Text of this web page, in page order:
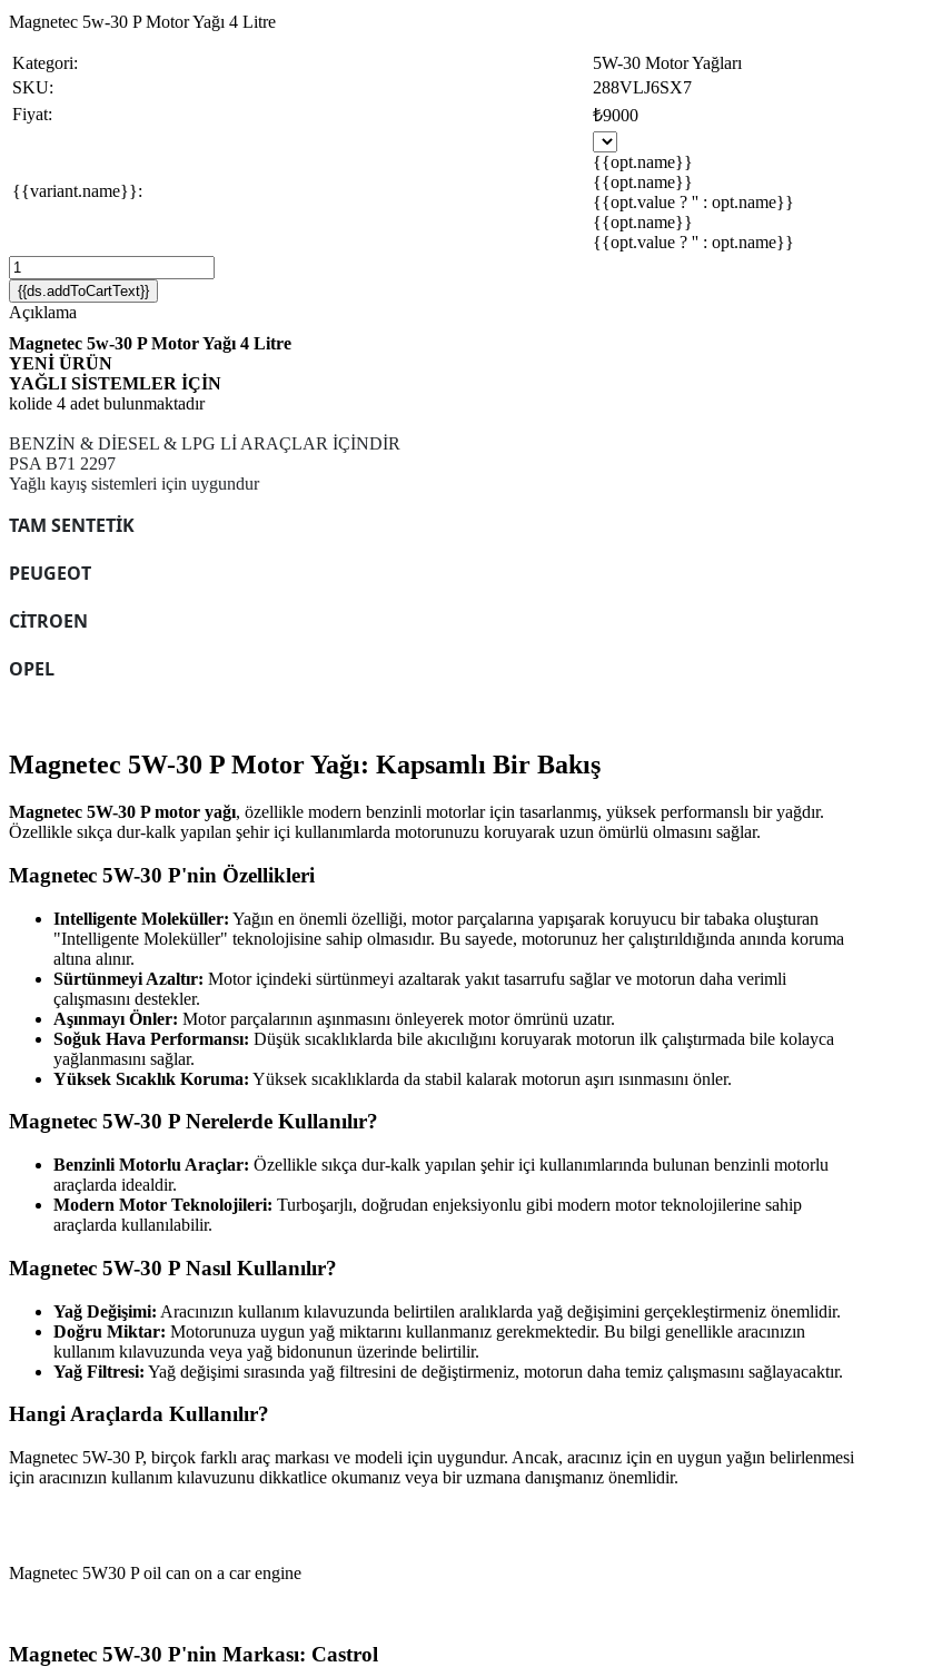
Magnetec 5w-30 P Motor Yağı 4 Litre
Kategori:
5W-30 Motor Yağları
SKU:
288VLJ6SX7
Fiyat:
₺9000
{{variant.name}}:
{{opt.name}}
{{opt.name}}
{{opt.value ? '' : opt.name}}
{{opt.name}}
{{opt.value ? '' : opt.name}}
{{ds.addToCartText}}
Açıklama
Magnetec 5w-30 P Motor Yağı 4 Litre
YENİ ÜRÜN
YAĞLI SİSTEMLER İÇİN
kolide 4 adet bulunmaktadır
BENZİN & DİESEL & LPG Lİ ARAÇLAR İÇİNDİR
PSA B71 2297
Yağlı kayış sistemleri için uygundur
TAM SENTETİK
PEUGEOT
CİTROEN
OPEL
Magnetec 5W-30 P Motor Yağı: Kapsamlı Bir Bakış
Magnetec 5W-30 P motor yağı, özellikle modern benzinli motorlar için tasarlanmış, yüksek performanslı bir yağdır.
Özellikle sıkça dur-kalk yapılan şehir içi kullanımlarda motorunuzu koruyarak uzun ömürlü olmasını sağlar.
Magnetec 5W-30 P'nin Özellikleri
Intelligente Moleküller: Yağın en önemli özelliği, motor parçalarına yapışarak koruyucu bir tabaka oluşturan
"Intelligente Moleküller" teknolojisine sahip olmasıdır. Bu sayede, motorunuz her çalıştırıldığında anında koruma
altına alınır.
Sürtünmeyi Azaltır: Motor içindeki sürtünmeyi azaltarak yakıt tasarrufu sağlar ve motorun daha verimli
çalışmasını destekler.
Aşınmayı Önler: Motor parçalarının aşınmasını önleyerek motor ömrünü uzatır.
Soğuk Hava Performansı: Düşük sıcaklıklarda bile akıcılığını koruyarak motorun ilk çalıştırmada bile kolayca
yağlanmasını sağlar.
Yüksek Sıcaklık Koruma: Yüksek sıcaklıklarda da stabil kalarak motorun aşırı ısınmasını önler.
Magnetec 5W-30 P Nerelerde Kullanılır?
Benzinli Motorlu Araçlar: Özellikle sıkça dur-kalk yapılan şehir içi kullanımlarında bulunan benzinli motorlu
araçlarda idealdir.
Modern Motor Teknolojileri: Turboşarjlı, doğrudan enjeksiyonlu gibi modern motor teknolojilerine sahip
araçlarda kullanılabilir.
Magnetec 5W-30 P Nasıl Kullanılır?
Yağ Değişimi: Aracınızın kullanım kılavuzunda belirtilen aralıklarda yağ değişimini gerçekleştirmeniz önemlidir.
Doğru Miktar: Motorunuza uygun yağ miktarını kullanmanız gerekmektedir. Bu bilgi genellikle aracınızın
kullanım kılavuzunda veya yağ bidonunun üzerinde belirtilir.
Yağ Filtresi: Yağ değişimi sırasında yağ filtresini de değiştirmeniz, motorun daha temiz çalışmasını sağlayacaktır.
Hangi Araçlarda Kullanılır?
Magnetec 5W-30 P, birçok farklı araç markası ve modeli için uygundur. Ancak, aracınız için en uygun yağın belirlenmesi
için aracınızın kullanım kılavuzunu dikkatlice okumanız veya bir uzmana danışmanız önemlidir.
Magnetec 5W30 P oil can on a car engine
Magnetec 5W-30 P'nin Markası: Castrol